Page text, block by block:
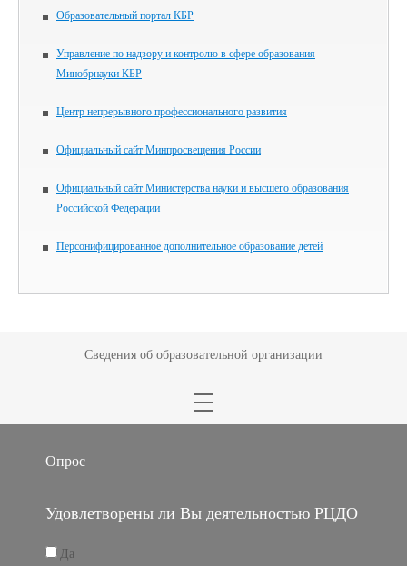
Образовательный портал КБР
Управление по надзору и контролю в сфере образования
Минобрнауки КБР
Центр непрерывного профессионального развития
Официальный сайт Минпросвещения России
Официальный сайт Министерства науки и высшего образования
Российской Федерации
Персонифицированное дополнительное образование детей
Сведения об образовательной организации
Опрос
Удовлетворены ли Вы деятельностью РЦДО
Да